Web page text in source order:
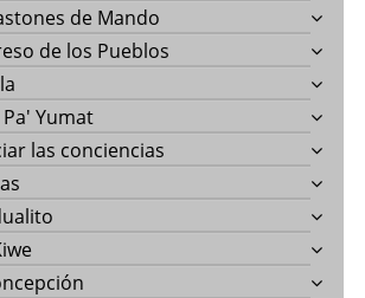
de Mando
de los Pueblos
Yumat
las conciencias